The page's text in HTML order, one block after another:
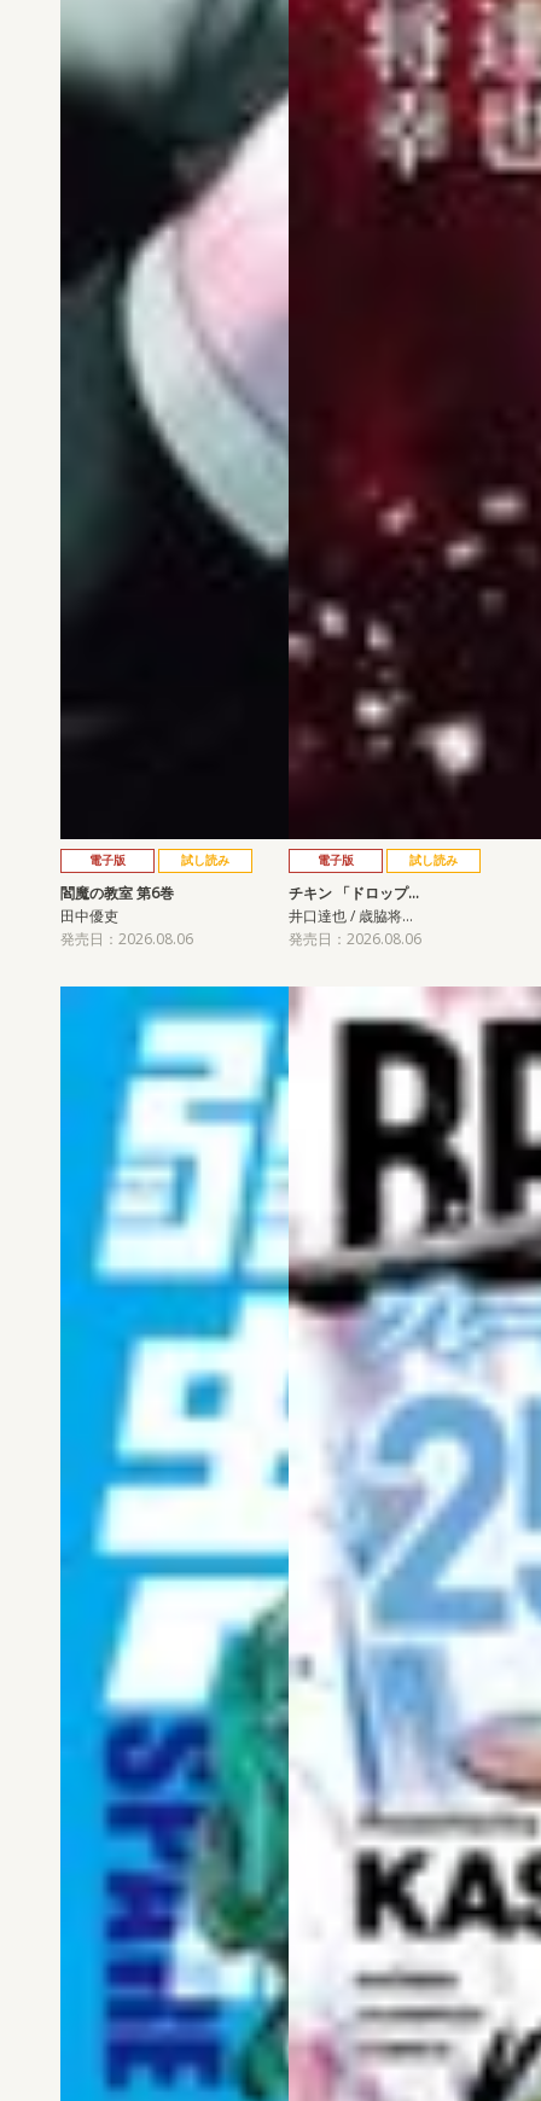
電子版 試し読み
閻魔の教室 第6巻
田中優吏
発売日：2026.08.06
電子版 試し読み
チキン 「ドロップ…
井口達也 / 歳脇将…
発売日：2026.08.06